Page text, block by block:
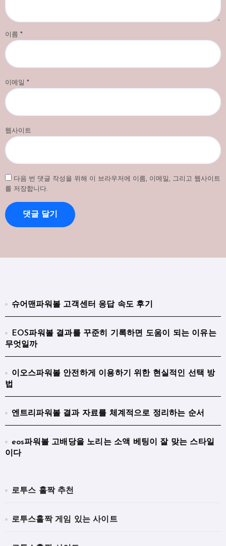
이름 *
이메일 *
웹사이트
다음 번 댓글 작성을 위해 이 브라우저에 이름, 이메일, 그리고 웹사이트
를 저장합니다.
슈어맨파워볼 고객센터 응답 속도 후기
EOS파워볼 결과를 꾸준히 기록하면 도움이 되는 이유는
무엇일까
이오스파워볼 안전하게 이용하기 위한 현실적인 선택 방
법
엔트리파워볼 결과 자료를 체계적으로 정리하는 순서
eos파워볼 고배당을 노리는 소액 베팅이 잘 맞는 스타일
이다
로투스 홀짝 추천
로투스홀짝 게임 있는 사이트